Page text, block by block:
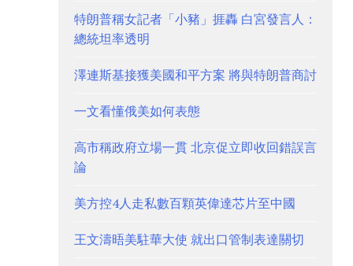
特朗普稱女記者「小豬」捱轟 白宮發言人：
總統坦率透明
澤連斯基接獲美國和平方案 將與特朗普商討
一文看懂俄美如何表態
高市稱政府立場一貫 北京促立即收回錯誤言
論
美方控4人走私數百顆英偉達芯片至中國
王文濤晤美駐華大使 就出口管制表達關切